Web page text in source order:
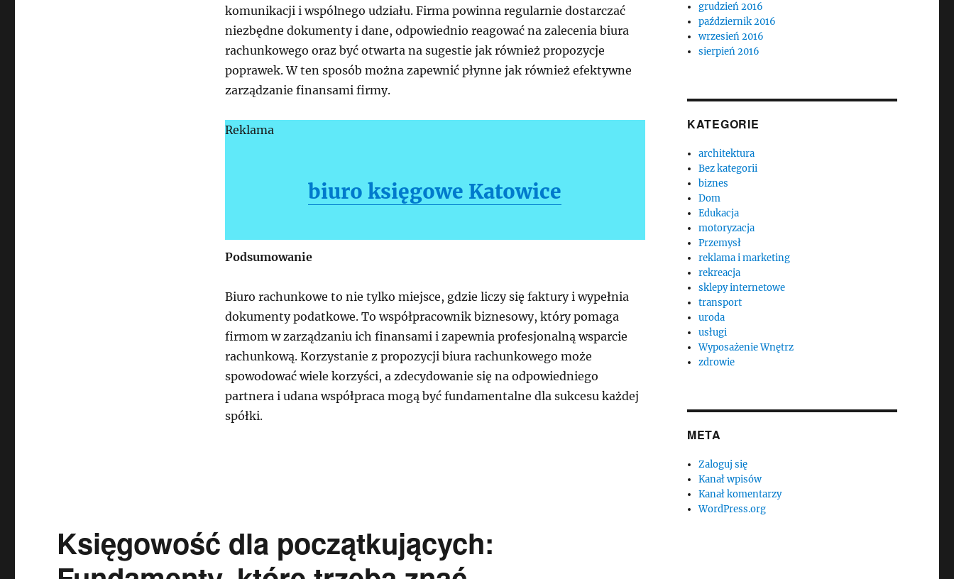
komunikacji i wspólnego udziału. Firma powinna regularnie dostarczać
niezbędne dokumenty i dane, odpowiednio reagować na zalecenia biura
rachunkowego oraz być otwarta na sugestie jak również propozycje
poprawek. W ten sposób można zapewnić płynne jak również efektywne
zarządzanie finansami firmy.
Reklama
biuro księgowe Katowice
Podsumowanie
Biuro rachunkowe to nie tylko miejsce, gdzie liczy się faktury i wypełnia
dokumenty podatkowe. To współpracownik biznesowy, który pomaga
firmom w zarządzaniu ich finansami i zapewnia profesjonalną wsparcie
rachunkową. Korzystanie z propozycji biura rachunkowego może
spowodować wiele korzyści, a zdecydowanie się na odpowiedniego
partnera i udana współpraca mogą być fundamentalne dla sukcesu każdej
spółki.
Księgowość dla początkujących:
grudzień 2016
październik 2016
wrzesień 2016
sierpień 2016
KATEGORIE
architektura
Bez kategorii
biznes
Dom
Edukacja
motoryzacja
Przemysł
reklama i marketing
rekreacja
sklepy internetowe
transport
uroda
usługi
Wyposażenie Wnętrz
zdrowie
META
Zaloguj się
Kanał wpisów
Kanał komentarzy
WordPress.org